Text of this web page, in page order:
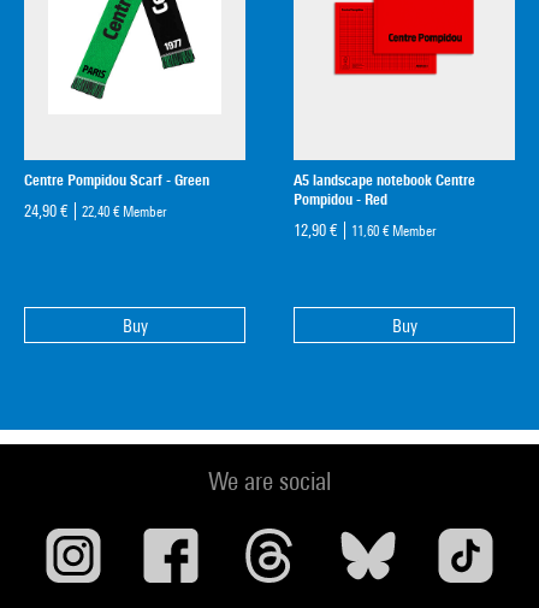
Centre Pompidou Scarf - Green
24,90 €
22,40 € Member
Buy
A5 landscape notebook Centre
Pompidou - Red
12,90 €
11,60 € Member
Buy
We are social